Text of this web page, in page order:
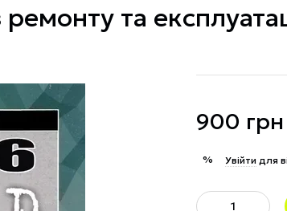
та
900 грн
% Увійти для